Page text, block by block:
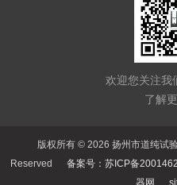
欢迎您关注我
了解
版权所有 © 2026 扬州市道纯试
Reserved 备案号：苏ICP备
器网